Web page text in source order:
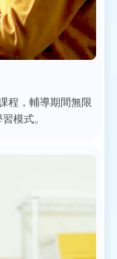
程，輔導期間無限
模式。